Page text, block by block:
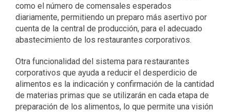
como el número de comensales esperados
diariamente, permitiendo un preparo más asertivo por
cuenta de la central de producción, para el adecuado
abastecimiento de los restaurantes corporativos.
Otra funcionalidad del sistema para restaurantes
corporativos que ayuda a reducir el desperdicio de
alimentos es la indicación y confirmación de la cantidad
de materias primas que se utilizarán en cada etapa de
preparación de los alimentos, lo que permite una visión